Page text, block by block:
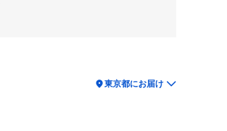
location_on東京都にお届け